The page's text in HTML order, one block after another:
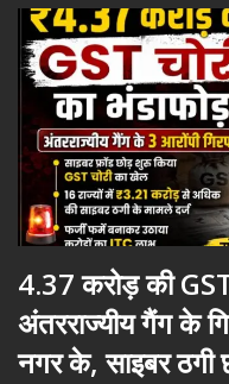
4.37 करोड़ की
अंतरराज्यीय गैंग के
नगर के, साइबर ठगी